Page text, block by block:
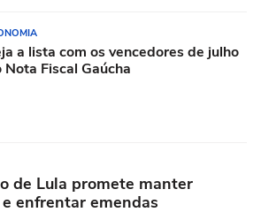
a lista com os vencedores de julho
Nota Fiscal Gaúcha
de Lula promete manter
enfrentar emendas